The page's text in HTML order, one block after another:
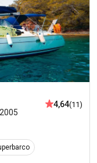
2005
4,64(11)